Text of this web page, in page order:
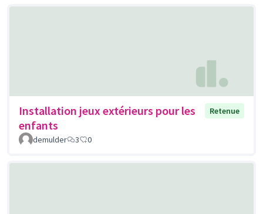
Installation jeux extérieurs pour les
enfants
Retenue
demulder 3 0